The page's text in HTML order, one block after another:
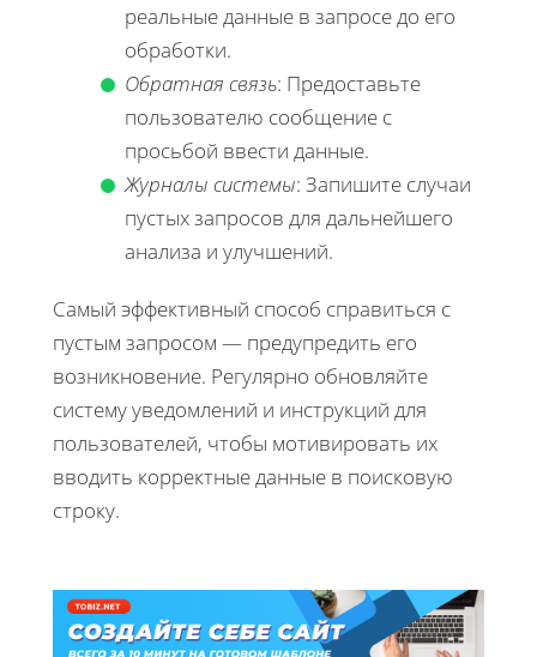
реальные данные в запросе до его
обработки.
Обратная связь: Предоставьте
пользователю сообщение с
просьбой ввести данные.
Журналы системы: Запишите случаи
пустых запросов для дальнейшего
анализа и улучшений.
Самый эффективный способ справиться с
пустым запросом — предупредить его
возникновение. Регулярно обновляйте
систему уведомлений и инструкций для
пользователей, чтобы мотивировать их
вводить корректные данные в поисковую
строку.